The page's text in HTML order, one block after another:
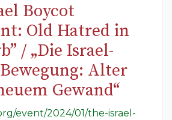
Boycot
Old Hatred in
/ „Die Israel-
Alter
Gewand“
event/2024/01/the-israel-